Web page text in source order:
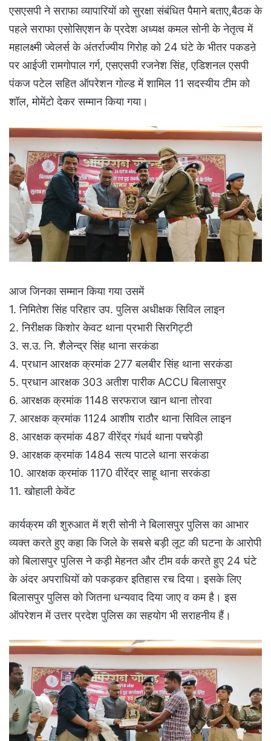
एसएसपी ने सराफा व्यापारियों को सुरक्षा संबंधित पैमाने बताए,बैठक के
पहले सराफा एसोसिएशन के प्रदेश अध्यक्ष कमल सोनी के नेतृत्व में
महालक्ष्मी ज्वेलर्स के अंतर्राज्यीय गिरोह को 24 घंटे के भीतर पकडऩे
पर आईजी रामगोपाल गर्ग, एसएसपी रजनेश सिंह, एडिशनल एसपी
पंकज पटेल सहित ऑपरेशन गोल्ड में शामिल 11 सदस्यीय टीम को
शॉल, मोमेंटो देकर सम्मान किया गया।
आज जिनका सम्मान किया गया उसमें
1. निमितेश सिंह परिहार उप. पुलिस अधीक्षक सिविल लाइन
2. निरीक्षक किशोर केवट थाना प्रभारी सिरगिट्टी
3. स.उ. नि. शैलेन्द्र सिंह थाना सरकंडा
4. प्रधान आरक्षक क्रमांक 277 बलबीर सिंह थाना सरकंडा
5. प्रधान आरक्षक 303 अतीश पारीक ACCU बिलासपुर
6. आरक्षक क्रमांक 1148 सरफराज खान थाना तोरवा
7. आरक्षक क्रमांक 1124 आशीष राठौर थाना सिविल लाइन
8. आरक्षक क्रमांक 487 वीरेंद्र गंधर्व थाना पचपेड़ी
9. आरक्षक क्रमांक 1484 सत्य पाटले थाना सरकंडा
10. आरक्षक क्रमांक 1170 वीरेंद्र साहू थाना सरकंडा
11. ⁠खोहाली केवेंट
कार्यक्रम की शुरुआत में श्री सोनी ने बिलासपुर पुलिस का आभार
व्यक्त करते हुए कहा कि जिले के सबसे बड़ी लूट की घटना के आरोपी
को बिलासपुर पुलिस ने कड़ी मेहनत और टीम वर्क करते हुए 24 घंटे
के अंदर अपराधियों को पकड़कर इतिहास रच दिया। इसके लिए
बिलासपुर पुलिस को जितना धन्यवाद दिया जाए व कम है। इस
ऑपरेशन में उत्तर प्रदेश पुलिस का सहयोग भी सराहनीय हैं।